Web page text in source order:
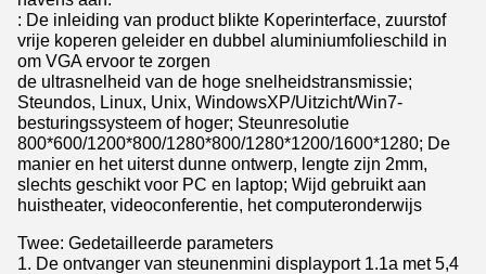
: De inleiding van product blikte Koperinterface, zuurstof
vrije koperen geleider en dubbel aluminiumfolieschild in
om VGA ervoor te zorgen
de ultrasnelheid van de hoge snelheidstransmissie;
Steundos, Linux, Unix, WindowsXP/Uitzicht/Win7-
besturingssysteem of hoger; Steunresolutie
800*600/1200*800/1280*800/1280*1200/1600*1280; De
manier en het uiterst dunne ontwerp, lengte zijn 2mm,
slechts geschikt voor PC en laptop; Wijd gebruikt aan
huistheater, videoconferentie, het computeronderwijs
Twee: Gedetailleerde parameters
1. De ontvanger van steunenmini displayport 1.1a met 5,4